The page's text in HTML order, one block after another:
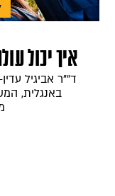
איך יכול
ד""ר אביגיל
באנגלית,